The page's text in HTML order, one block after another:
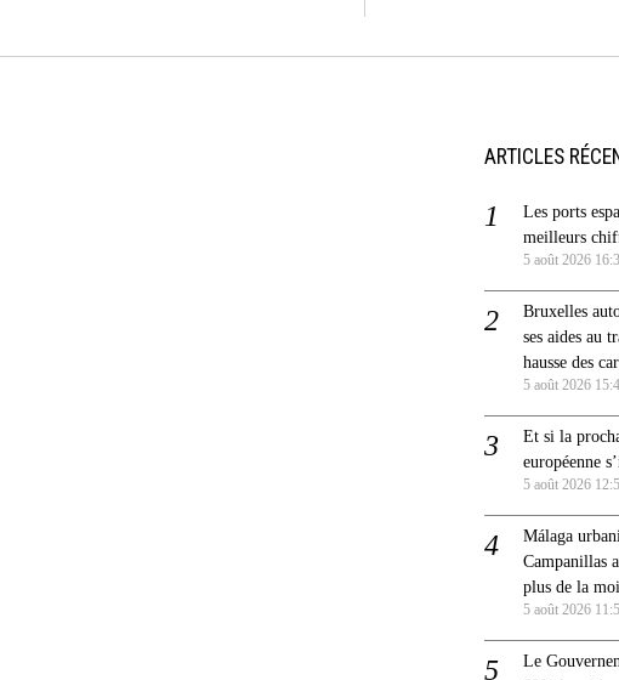
ARTICLES
Les ports
meilleurs
5 août 2026
Bruxelles
ses aides au
hausse des
5 août 2026
Et si la
européenne
5 août 2026
Málaga
Campanillas
plus de la
5 août 2026
Le